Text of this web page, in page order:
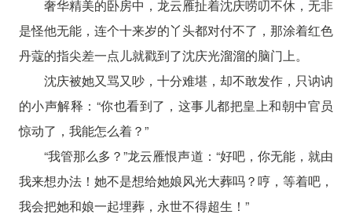
奢华精美的卧房中，龙云雁扯着沈庆唠叨不休，无非
是怪他无能，连个十来岁的丫头都对付不了，那涂着红色
丹蔻的指尖差一点儿就戳到了沈庆光溜溜的脑门上。
沈庆被她又骂又吵，十分难堪，却不敢发作，只讷讷
的小声解释：“你也看到了，这事儿都把皇上和朝中官员
惊动了，我能怎么着？”
“我管那么多？”龙云雁恨声道：“好吧，你无能，就由
我来想办法！她不是想给她娘风光大葬吗？哼，等着吧，
我会把她和娘一起埋葬，永世不得超生！”